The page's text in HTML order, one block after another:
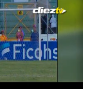
Próximo